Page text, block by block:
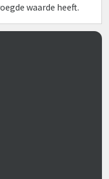
waarde heeft.